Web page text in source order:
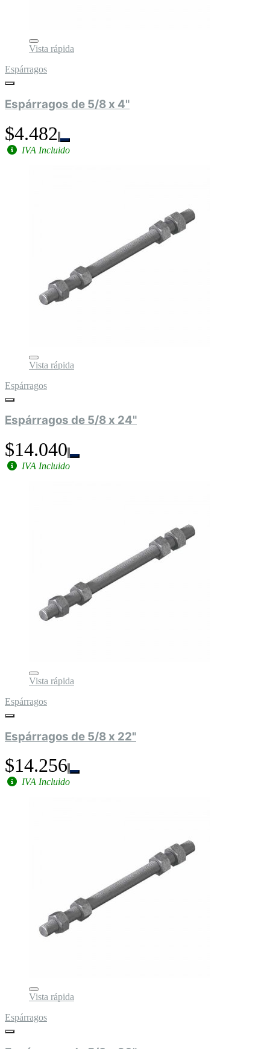
Vista rápida
Espárragos
Espárragos de 5/8 x 4"
$4.482
IVA Incluido
Vista rápida
Espárragos
Espárragos de 5/8 x 24"
$14.040
IVA Incluido
Vista rápida
Espárragos
Espárragos de 5/8 x 22"
$14.256
IVA Incluido
Vista rápida
Espárragos